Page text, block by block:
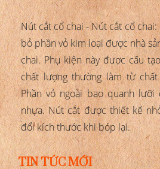
Nút cắt cổ chai - Nút cắt cổ
bỏ phần vỏ kim loại được nhà
chai. Phụ kiện này được cấu
chất lượng thường làm từ
Phần vỏ ngoài bao quanh
nhựa. Nút cắt được thiết kế
đổi kích thước khi bóp lại.
TIN TỨC MỚI